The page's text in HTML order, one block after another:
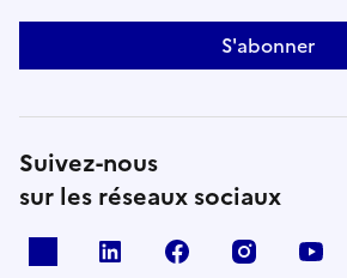
S'abonner
Suivez-nous
sur les réseaux sociaux
Linkedin Facebook Instagram